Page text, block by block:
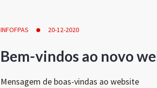
INFOFPAS 20-12-2020
Bem-vindos ao novo
Mensagem de boas-vindas ao website